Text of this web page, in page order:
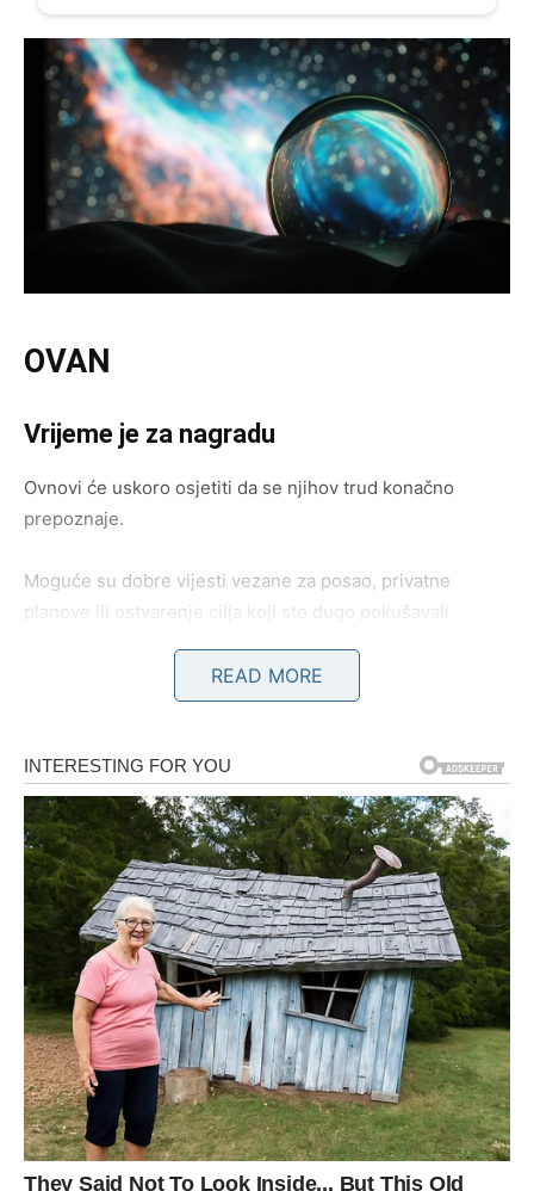
OVAN
Vrijeme je za nagradu
Ovnovi će uskoro osjetiti da se njihov trud konačno
prepoznaje.
Moguće su dobre vijesti vezane za posao, privatne
planove ili ostvarenje cilja koji ste dugo pokušavali
Poruka zvijezda
Ne odustajte baš sada jer najbolje tek dolazi.
BIK
Finansijski razlog za zadovoljstvo
Bikovima dolazi period stabilnosti i boljih finansijskih
okolnosti.
Moguća je isplata, dodatni prihod ili prilika koja vam
donosi osjećaj sigurnosti.
Poruka zvijezda
READ MORE